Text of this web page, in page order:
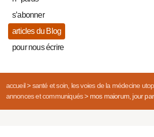
s’abonner
articles du Blog
pour nous écrire
accueil> santé et soin, les voies de la médecine
annonces et communiqués> mos maiorum, jour